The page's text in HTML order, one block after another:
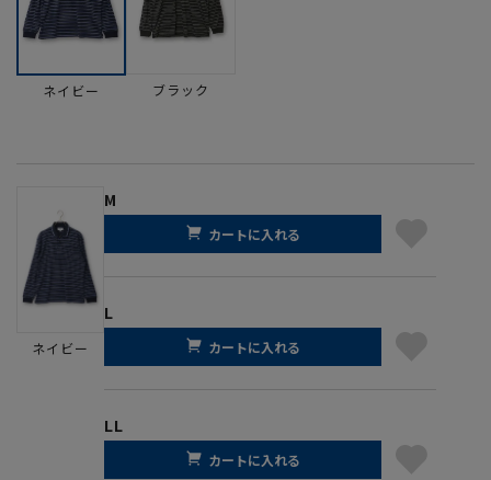
ネイビー ブラック
ネイビー
M
カートに入れる
L
カートに入れる
LL
カートに入れる